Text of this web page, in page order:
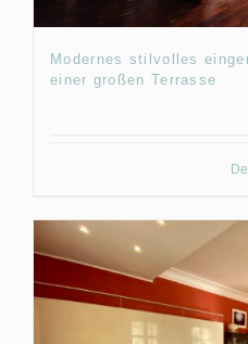
Modernes stilvolles
einer großen Terrasse